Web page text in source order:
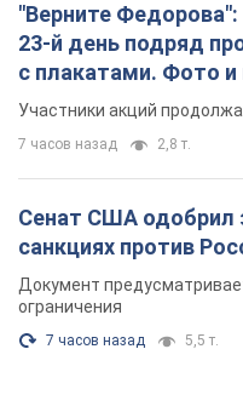
"Верните
23-й день подряд
с плакатами. Фото и
Участники акций
7 часов назад 2,8 т.
Сенат США одобрил
санкциях против
Документ
ограничения
7 часов назад 5,5 т.